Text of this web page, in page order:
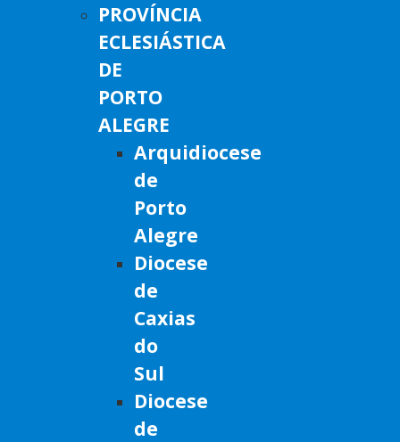
PROVÍNCIA
ECLESIÁSTICA
DE
PORTO
ALEGRE
Arquidiocese
de
Porto
Alegre
Diocese
de
Caxias
do
Sul
Diocese
de